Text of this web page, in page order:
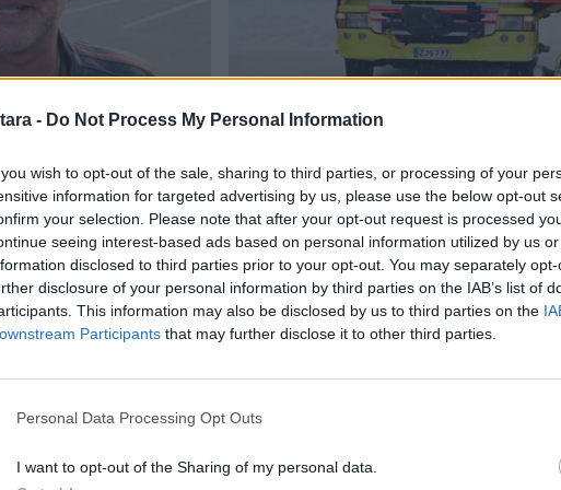
- Do Not Process My Personal Information
wish to opt-out of the sale, sharing to third parties, or processing of your
information for targeted advertising by us, please use the below opt-out
your selection. Please note that after your opt-out request is processed
seeing interest-based ads based on personal information utilized by us
disclosed to third parties prior to your opt-out. You may separately
disclosure of your personal information by third parties on the IAB’s list of
This information may also be disclosed by us to third parties on the
Participants that may further disclose it to other third parties.
Personal Data Processing Opt Outs
I want to opt-out of the Sharing of my personal data.
festivaalin
alan
Viihdeuutiset
12.1.2026, 11:03
Kynttilä aiheutti tulipalon
– asukas heräsi